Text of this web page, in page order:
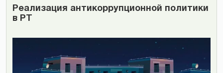
Реализация антикоррупционной политики
в РТ